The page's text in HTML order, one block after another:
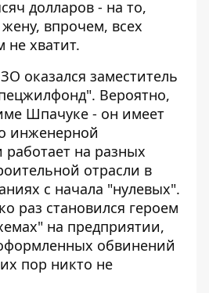
долларов - на то,
впрочем, всех
хватит.
оказался заместитель
Вероятно,
Шпачуке - он имеет
инженерной
работает на разных
отрасли в
с начала "нулевых".
раз становился героем
на предприятии,
обвинений
пор никто не